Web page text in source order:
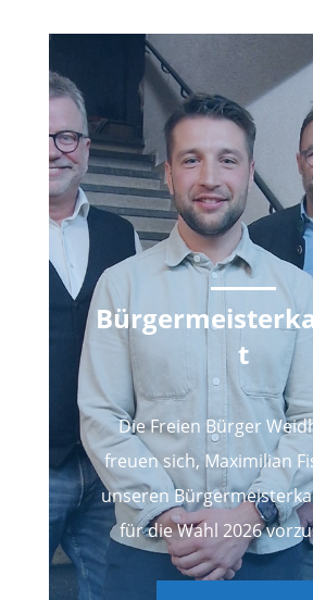
t
Die Freien Bürger
freuen sich, Maximilian
unseren
für die Wahl 2026